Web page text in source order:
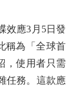
應3月5日發
稱為「全球首
，使用者只需
任務。這款應